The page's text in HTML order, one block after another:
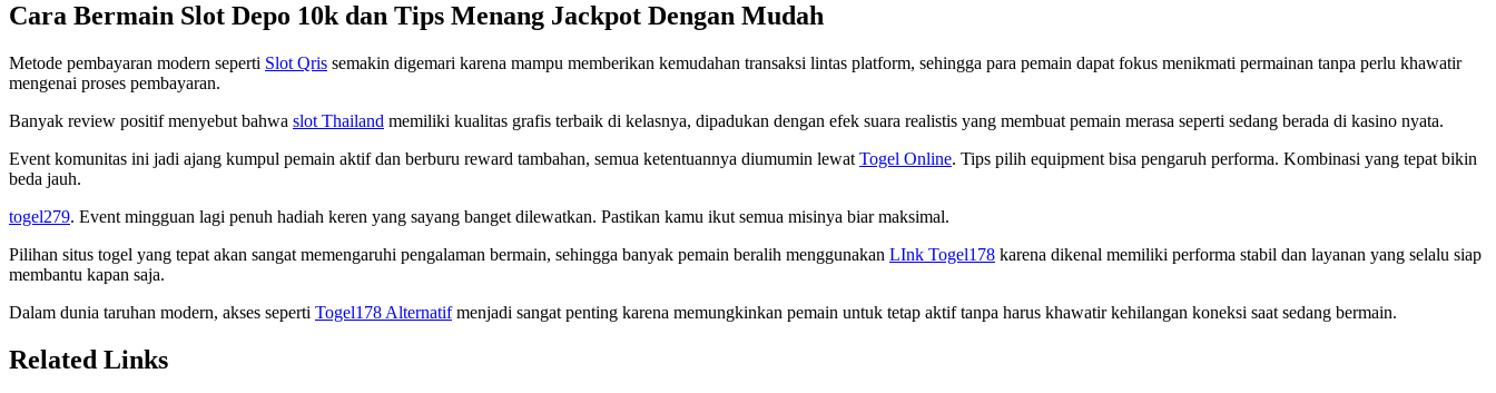
Cara Bermain Slot Depo 10k dan Tips Menang Jackpot Dengan Mudah
Metode pembayaran modern seperti Slot Qris semakin digemari karena mampu memberikan kemudahan transaksi lintas platform, sehingga para pemain dapat fokus menikmati permainan tanpa perlu khawatir
mengenai proses pembayaran.
Banyak review positif menyebut bahwa slot Thailand memiliki kualitas grafis terbaik di kelasnya, dipadukan dengan efek suara realistis yang membuat pemain merasa seperti sedang berada di kasino nyata.
Event komunitas ini jadi ajang kumpul pemain aktif dan berburu reward tambahan, semua ketentuannya diumumin lewat Togel Online. Tips pilih equipment bisa pengaruh performa. Kombinasi yang tepat bikin
beda jauh.
togel279. Event mingguan lagi penuh hadiah keren yang sayang banget dilewatkan. Pastikan kamu ikut semua misinya biar maksimal.
Pilihan situs togel yang tepat akan sangat memengaruhi pengalaman bermain, sehingga banyak pemain beralih menggunakan LInk Togel178 karena dikenal memiliki performa stabil dan layanan yang selalu siap
membantu kapan saja.
Dalam dunia taruhan modern, akses seperti Togel178 Alternatifmenjadi sangat penting karena memungkinkan pemain untuk tetap aktif tanpa harus khawatir kehilangan koneksi saat sedang bermain.
Related Links